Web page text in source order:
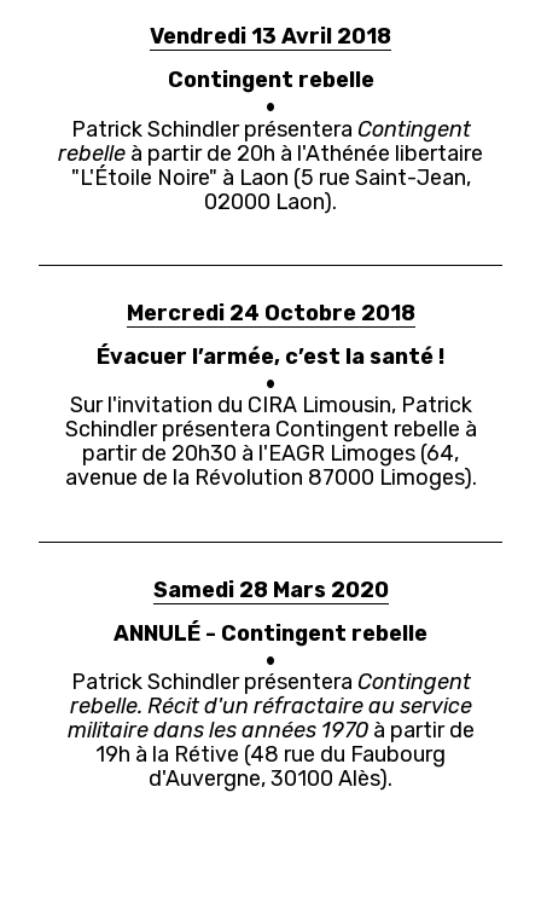
Vendredi 13 Avril 2018
Contingent rebelle
Patrick Schindler présentera Contingent
rebelle à partir de 20h à l'Athénée libertaire
"L'Étoile Noire" à Laon (5 rue Saint-Jean,
02000 Laon).
Mercredi 24 Octobre 2018
Évacuer l’armée, c’est la santé !
Sur l'invitation du CIRA Limousin, Patrick
Schindler présentera Contingent rebelle à
partir de 20h30 à l'EAGR Limoges (64,
avenue de la Révolution 87000 Limoges).
Samedi 28 Mars 2020
ANNULÉ - Contingent rebelle
Patrick Schindler présentera Contingent
rebelle. Récit d'un réfractaire au service
militaire dans les années 1970à partir de
19h à la Rétive (48 rue du Faubourg
d'Auvergne, 30100 Alès).